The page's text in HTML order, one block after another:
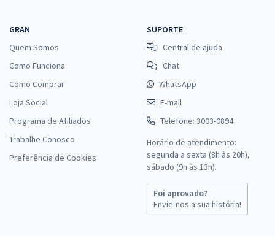
GRAN
Quem Somos
Como Funciona
Como Comprar
Loja Social
Programa de Afiliados
Trabalhe Conosco
Preferência de Cookies
SUPORTE
Central de ajuda
Chat
WhatsApp
E-mail
Telefone: 3003-0894
Horário de atendimento:
segunda a sexta (8h às 20h),
sábado (9h às 13h).
Foi aprovado?
Envie-nos a sua história!